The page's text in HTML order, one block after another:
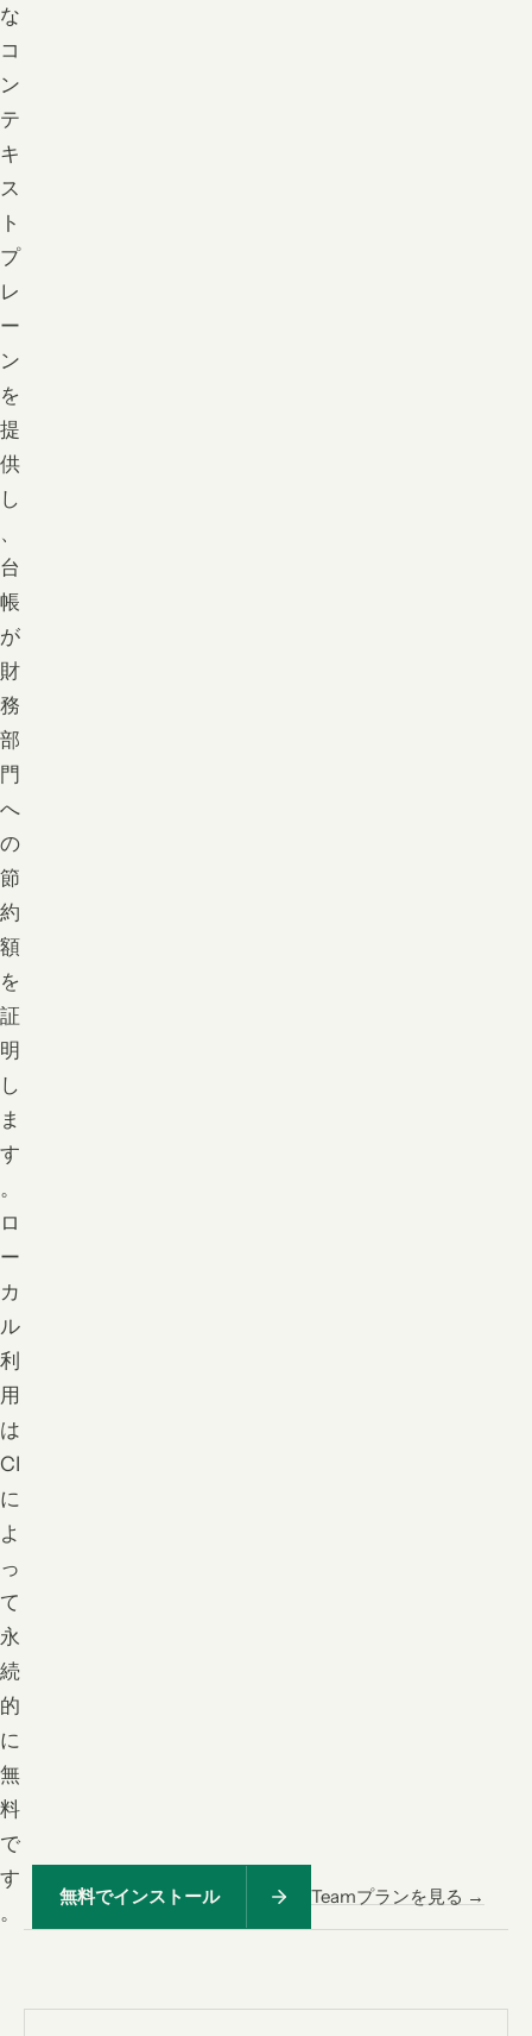
な
コ
ン
テ
キ
ス
ト
プ
レ
ー
ン
を
提
供
し
、
台
帳
が
財
務
部
門
へ
の
節
約
額
を
証
明
し
ま
す
。
ロ
ー
カ
ル
利
用
は
CI
に
よ
っ
て
永
続
的
に
無
料
で
す
。
無料でインストール Teamプランを見る →